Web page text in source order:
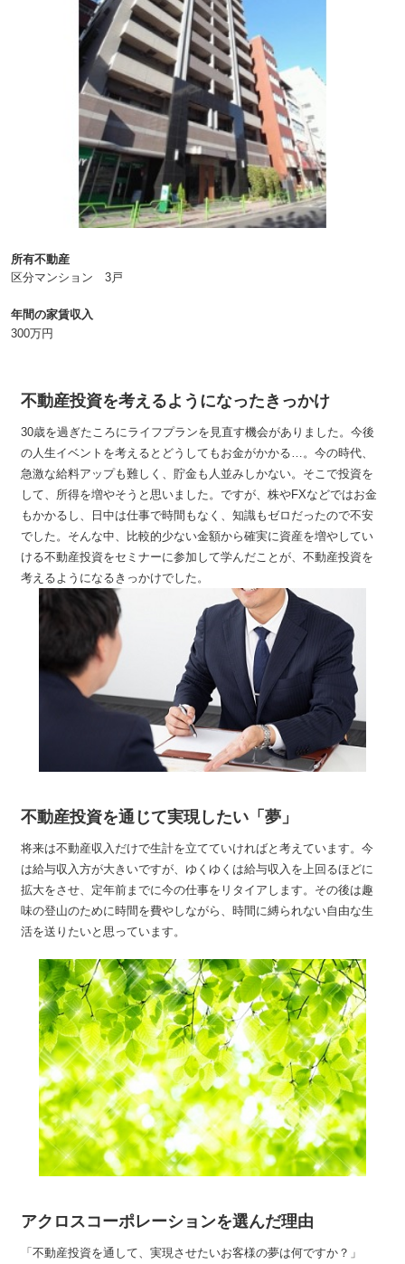
所有不動産
区分マンション 3戸
年間の家賃収入
300万円
不動産投資を考えるようになったきっかけ
30歳を過ぎたころにライフプランを見直す機会がありました。今後
の人生イベントを考えるとどうしてもお金がかかる…。今の時代、
急激な給料アップも難しく、貯金も人並みしかない。そこで投資を
して、所得を増やそうと思いました。ですが、株やFXなどではお金
もかかるし、日中は仕事で時間もなく、知識もゼロだったので不安
でした。そんな中、比較的少ない金額から確実に資産を増やしてい
ける不動産投資をセミナーに参加して学んだことが、不動産投資を
考えるようになるきっかけでした。
不動産投資を通じて実現したい「夢」
将来は不動産収入だけで生計を立てていければと考えています。今
は給与収入方が大きいですが、ゆくゆくは給与収入を上回るほどに
拡大をさせ、定年前までに今の仕事をリタイアします。その後は趣
味の登山のために時間を費やしながら、時間に縛られない自由な生
活を送りたいと思っています。
アクロスコーポレーションを選んだ理由
「不動産投資を通して、実現させたいお客様の夢は何ですか？」